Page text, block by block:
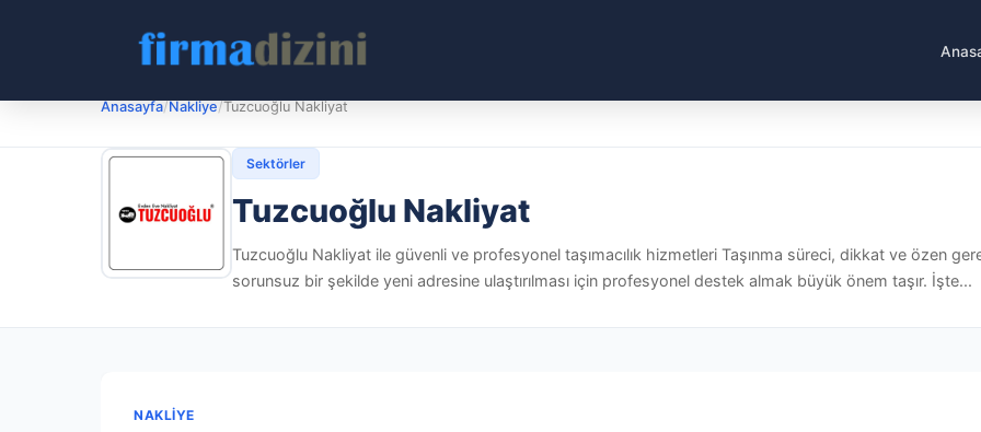
Anasayfa/Nakliye/Tuzcuoğlu Nakliyat
Sektörler
Tuzcuoğlu Nakliyat
Tuzcuoğlu Nakliyat ile güvenli ve profesyonel taşımacılık hizmetleri Taşınma süreci, dikkat ve özen
sorunsuz bir şekilde yeni adresine ulaştırılması için profesyonel destek almak büyük önem taşır. İşte...
NAKLIYE